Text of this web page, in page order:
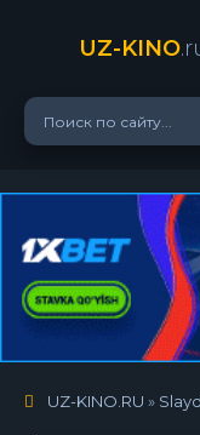
UZ-KINO
UZ-KINO.RU »